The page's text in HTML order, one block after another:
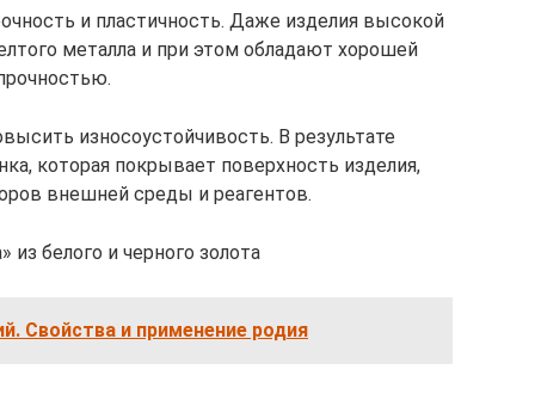
и пластичность. Даже изделия высокой
металла и при этом обладают хорошей
износоустойчивость. В результате
которая покрывает поверхность изделия,
внешней среды и реагентов.
из белого и черного золота
Свойства и применение родия